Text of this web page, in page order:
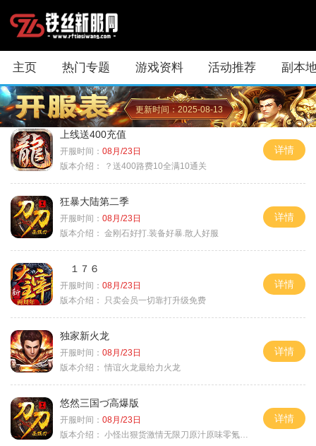
主页 热门专题 游戏资料 活动推荐 副本
更新时间：2025-08-13
上线送400充值
开服时间： 08月/23日
版本介绍：
？送400路费10全满10通关
详情
狂暴大陆第二季
开服时间： 08月/23日
版本介绍： 金刚石好打.装备好暴.散人好服
详情
１７６
开服时间： 08月/23日
版本介绍：
只卖会员一切靠打升级免费
详情
独家新火龙
开服时间： 08月/23日
版本介绍： 情谊火龙最给力火龙
详情
悠然三国づ高爆版
开服时间： 08月/23日
版本介绍： 小怪出狠货激情无限刀原汁原味零氪通关
详情